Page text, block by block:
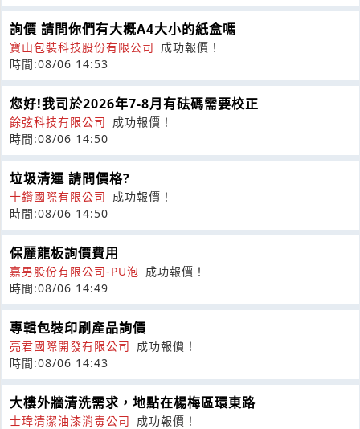
詢價 請問你們有大概A4大小的紙盒嗎
寶山包裝科技股份有限公司 成功報價！
時間:08/06 14:53
您好!我司於2026年7-8月有砝碼需要校正
餘弦科技有限公司 成功報價！
時間:08/06 14:50
垃圾清運 請問價格?
十鑽國際有限公司 成功報價！
時間:08/06 14:50
保麗龍板詢價費用
嘉男股份有限公司-PU泡 成功報價！
時間:08/06 14:49
專輯包裝印刷產品詢價
亮君國際開發有限公司 成功報價！
時間:08/06 14:43
大樓外牆清洗需求，地點在楊梅區環東路
士瑋清潔油漆消毒公司 成功報價！